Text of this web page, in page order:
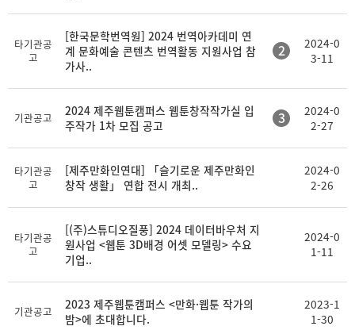
타기관공
고
[한국문학번역원] 2024 번역아카데미 연
계 문화예술 콘텐츠 번역활동 지원사업 참
가사..
2
2024-0
3-11
기관공고
2024 제주웹툰캠퍼스 웹툰창작작가실 입
주작가 1차 모집 공고
3
2024-0
2-27
타기관공
고
[제주만화인연대] 「슬기로운 제주만화인
창작 생활」 연합 전시 개최..
2024-0
2-26
타기관공
고
[(주)스튜디오질풍] 2024 데이터바우처 지
원사업 <웹툰 3D배경 어셋 모델링> 수요
기업..
2024-0
1-11
기관공고
2023 제주웹툰캠퍼스 <만화·웹툰 작가의
밤>에 초대합니다.
2023-1
1-30